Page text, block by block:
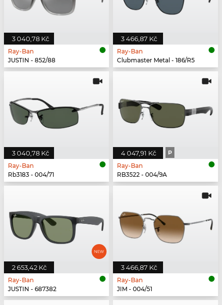
3 040,78 Kč
Ray-Ban
JUSTIN - 852/88
3 466,87 Kč
Ray-Ban
Clubmaster Metal - 186/R5
3 040,78 Kč
Ray-Ban
Rb3183 - 004/71
4 047,91 Kč P
Ray-Ban
RB3522 - 004/9A
2 653,42 Kč
Ray-Ban
JUSTIN - 687382
3 466,87 Kč
Ray-Ban
JIM - 004/51